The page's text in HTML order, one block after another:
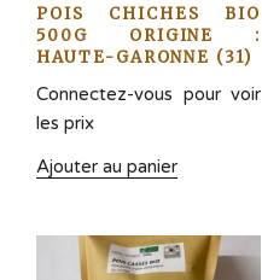
POIS CHICHES BIO
500G ORIGINE :
HAUTE-GARONNE (31)
Connectez-vous pour voir
les prix
Ajouter au panier